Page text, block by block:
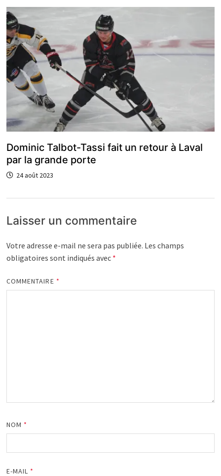
Dominic Talbot-Tassi fait un retour à Laval
par la grande porte
24 août 2023
Laisser un commentaire
Votre adresse e-mail ne sera pas publiée. Les champs
obligatoires sont indiqués avec *
COMMENTAIRE *
NOM *
E-MAIL *